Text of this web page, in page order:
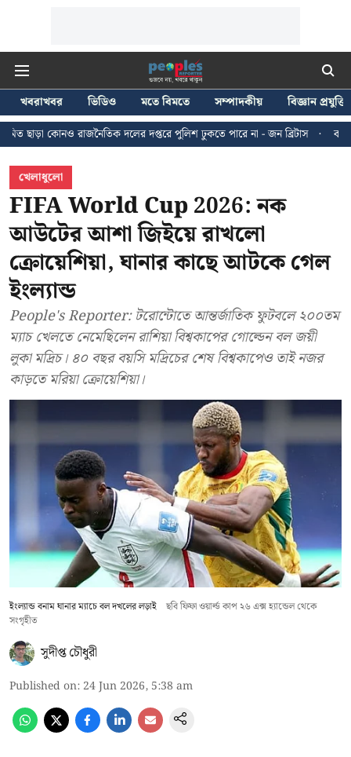
খবরাখবর ভিডিও মতে বিমতে সম্পাদকীয়
বিজ্ঞান প্রযুক্তি
দলের দপ্তরে পুলিশ ঢুকতে পারে না - জন ব্রিটাস
কলকাতায় ২৪ জুলাইয়ের
খেলাধুলো
FIFA World Cup 2026: নক
আউটের আশা জিইয়ে রাখলো
ক্রোয়েশিয়া, ঘানার কাছে আটকে গেল
ইংল্যান্ড
People's Reporter: টরোন্টোতে আন্তর্জাতিক ফুটবলে ২০০তম
ম্যাচ খেলতে নেমেছিলেন রাশিয়া বিশ্বকাপের গোল্ডেন বল জয়ী
লুকা মদ্রিচ। ৪০ বছর বয়সি মদ্রিচের শেষ বিশ্বকাপেও তাই নজর
কাড়তে মরিয়া ক্রোয়েশিয়া।
ইংল্যান্ড বনাম ঘানার ম্যাচে বল দখলের লড়াই
ছবি ফিফা ওয়ার্ল্ড কাপ ২৬ এক্স হ্যান্ডেল থেকে
সংগৃহীত
সুদীপ্ত চৌধুরী
Published on: 24 Jun 2026, 5:38 am